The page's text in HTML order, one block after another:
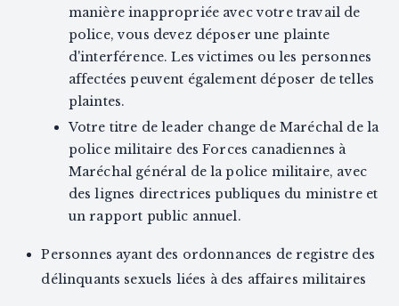
manière inappropriée avec votre travail de
police, vous devez déposer une plainte
d'interférence. Les victimes ou les personnes
affectées peuvent également déposer de telles
plaintes.
Votre titre de leader change de Maréchal de la
police militaire des Forces canadiennes à
Maréchal général de la police militaire, avec
des lignes directrices publiques du ministre et
un rapport public annuel.
Personnes ayant des ordonnances de registre des
délinquants sexuels liées à des affaires militaires